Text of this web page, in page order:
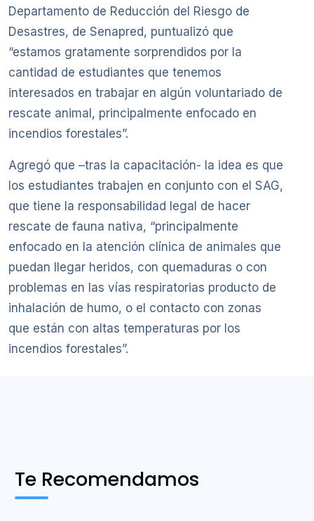
Departamento de Reducción del Riesgo de
Desastres, de Senapred, puntualizó que
“estamos gratamente sorprendidos por la
cantidad de estudiantes que tenemos
interesados en trabajar en algún voluntariado de
rescate animal, principalmente enfocado en
incendios forestales”.
Agregó que –tras la capacitación- la idea es que
los estudiantes trabajen en conjunto con el SAG,
que tiene la responsabilidad legal de hacer
rescate de fauna nativa, “principalmente
enfocado en la atención clínica de animales que
puedan llegar heridos, con quemaduras o con
problemas en las vías respiratorias producto de
inhalación de humo, o el contacto con zonas
que están con altas temperaturas por los
incendios forestales”.
Te Recomendamos